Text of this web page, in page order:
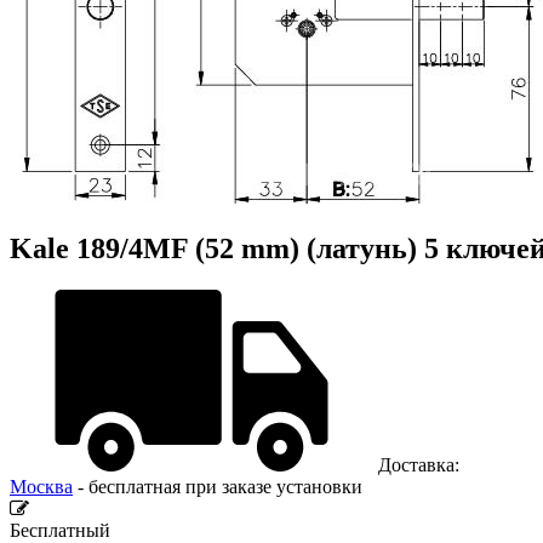
Kale 189/4MF (52 mm) (латунь) 5
Доставка:
Москва - бесплатная при заказе установки
Бесплатный